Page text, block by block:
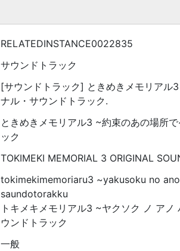
RELATEDINSTANCE0022835
サウンドトラック
[サウンドトラック] ときめきメモリアル
ナル・サウンドトラック.
ときめきメモリアル3 ~約束のあの場所
ック
TOKIMEKI MEMORIAL 3 ORIGINAL
tokimekimemoriaru3 ~yakusoku no
saundotorakku
トキメキメモリアル3 ~ヤクソク ノ ア
ウンドトラック
一般